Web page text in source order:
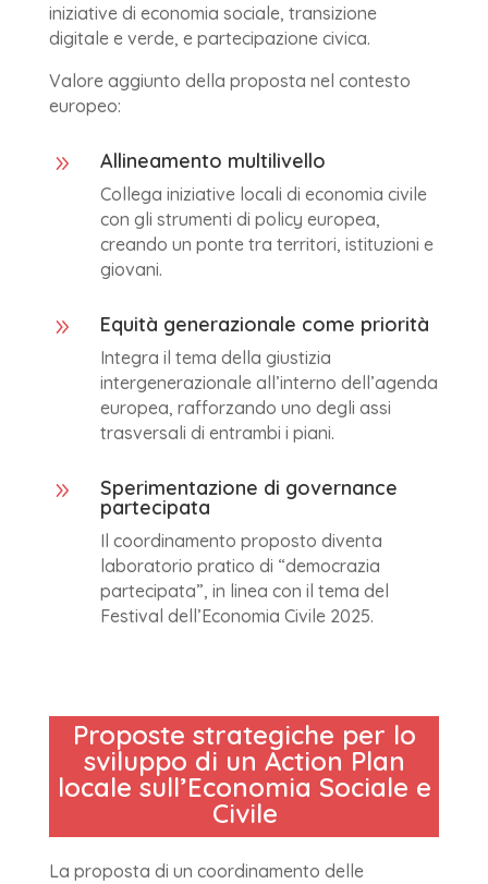
iniziative di economia sociale, transizione
digitale e verde, e partecipazione civica.
Valore aggiunto della proposta nel contesto
europeo:
9 Allineamento multilivello
Collega iniziative locali di economia civile
con gli strumenti di policy europea,
creando un ponte tra territori, istituzioni e
giovani.
9 Equità generazionale come priorità
Integra il tema della giustizia
intergenerazionale all’interno dell’agenda
europea, rafforzando uno degli assi
trasversali di entrambi i piani.
9 Sperimentazione di governance
partecipata
Il coordinamento proposto diventa
laboratorio pratico di “democrazia
partecipata”, in linea con il tema del
Festival dell’Economia Civile 2025.
Proposte strategiche per lo
sviluppo di un Action Plan
locale sull’Economia Sociale e
Civile
La proposta di un coordinamento delle